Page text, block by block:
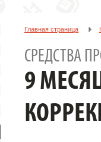
Главная страница
СРЕДСТВА
9